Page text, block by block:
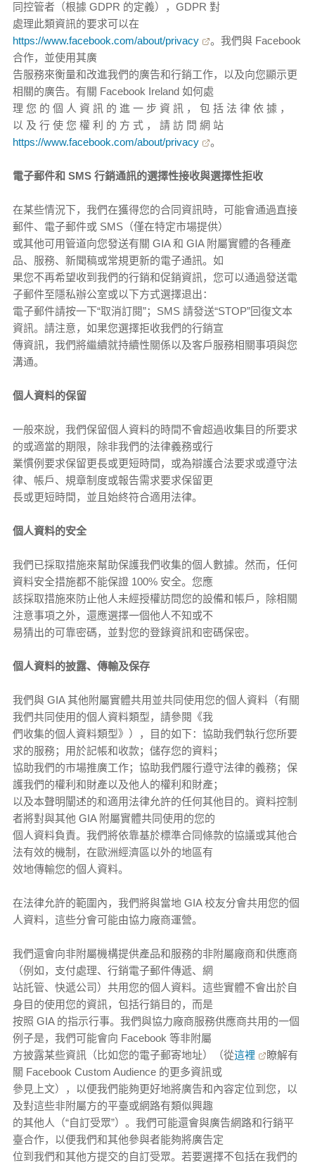
同控管者（根據 GDPR 的定義），GDPR 對
處理此類資訊的要求可以在
https://www.facebook.com/about/privacy
。我們與 Facebook
合作，並使用其廣
告服務來衡量和改進我們的廣告和行銷工作，以及向您顯示更
相關的廣告。有關 Facebook Ireland 如何處
理 您 的 個 人 資 訊 的 進 一 步 資 訊 ， 包 括 法 律 依 據 ，
以 及 行 使 您 權 利 的 方 式 ， 請 訪 問 網 站
https://www.facebook.com/about/privacy
。
電子郵件和 SMS 行銷通訊的選擇性接收與選擇性拒收
在某些情況下，我們在獲得您的合同資訊時，可能會通過直接
郵件、電子郵件或 SMS（僅在特定市場提供）
或其他可用管道向您發送有關 GIA 和 GIA 附屬實體的各種產
品、服務、新聞稿或常規更新的電子通訊。如
果您不再希望收到我們的行銷和促銷資訊，您可以通過發送電
子郵件至隱私辦公室或以下方式選擇退出：
電子郵件請按一下“取消訂閱”；SMS 請發送“STOP”回復文本
資訊。請注意，如果您選擇拒收我們的行銷宣
傳資訊，我們將繼續就持續性關係以及客戶服務相關事項與您
溝通。
個人資料的保留
一般來說，我們保留個人資料的時間不會超過收集目的所要求
的或適當的期限，除非我們的法律義務或行
業慣例要求保留更長或更短時間，或為辯護合法要求或遵守法
律、帳戶、規章制度或報告需求要求保留更
長或更短時間，並且始終符合適用法律。
個人資料的安全
我們已採取措施來幫助保護我們收集的個人數據。然而，任何
資料安全措施都不能保證 100% 安全。您應
該採取措施來防止他人未經授權訪問您的設備和帳戶，除相關
注意事項之外，還應選擇一個他人不知或不
易猜出的可靠密碼，並對您的登錄資訊和密碼保密。
個人資料的披露、傳輸及保存
我們與 GIA 其他附屬實體共用並共同使用您的個人資料（有關
我們共同使用的個人資料類型，請參閱《我
們收集的個人資料類型》），目的如下：協助我們執行您所要
求的服務；用於記帳和收款；儲存您的資料；
協助我們的市場推廣工作；協助我們履行遵守法律的義務；保
護我們的權利和財產以及他人的權利和財產；
以及本聲明闡述的和適用法律允許的任何其他目的。資料控制
者將對與其他 GIA 附屬實體共同使用的您的
個人資料負責。我們將依靠基於標準合同條款的協議或其他合
法有效的機制，在歐洲經濟區以外的地區有
效地傳輸您的個人資料。
在法律允許的範圍內，我們將與當地 GIA 校友分會共用您的個
人資料，這些分會可能由協力廠商運營。
我們還會向非附屬機構提供產品和服務的非附屬廠商和供應商
（例如，支付處理、行銷電子郵件傳遞、網
站託管、快遞公司）共用您的個人資料。這些實體不會出於自
身目的使用您的資訊，包括行銷目的，而是
按照 GIA 的指示行事。我們與協力廠商服務供應商共用的一個
例子是，我們可能會向 Facebook 等非附屬
方披露某些資訊（比如您的電子郵寄地址）（從這裡
瞭解有
關 Facebook Custom Audience 的更多資訊或
參見上文），以便我們能夠更好地將廣告和內容定位到您，以
及對這些非附屬方的平臺或網路有類似興趣
的其他人（“自訂受眾”）。我們可能還會與廣告網路和行銷平
臺合作，以便我們和其他參與者能夠將廣告定
位到我們和其他方提交的自訂受眾。若要選擇不包括在我們的